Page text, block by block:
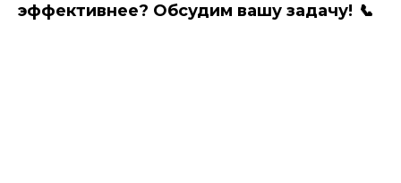
эффективнее? Обсудим вашу задачу! 📞